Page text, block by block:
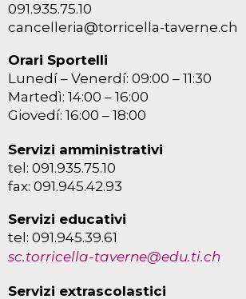
091.935.75.10
cancelleria@torricella-taverne.ch
Orari Sportelli
Lunedí – Venerdí: 09:00 – 11:30
Martedì: 14:00 – 16:00
Giovedí: 16:00 – 18:00
Servizi amministrativi
tel: 091.935.75.10
fax: 091.945.42.93
Servizi educativi
tel: 091.945.39.61
sc.torricella-taverne@edu.ti.ch
Servizi extrascolastici